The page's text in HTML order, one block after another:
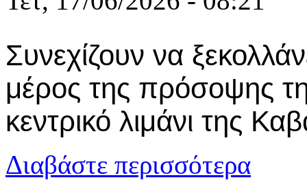
Συνεχίζουν να
μέρος της πρόσοψης
κεντρικό λιμάνι της
Διαβάστε περισσότερα